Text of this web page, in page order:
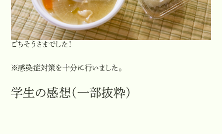
ごちそうさまでした！
※感染症対策を十分に行いました。
学生の感想（一部抜粋）